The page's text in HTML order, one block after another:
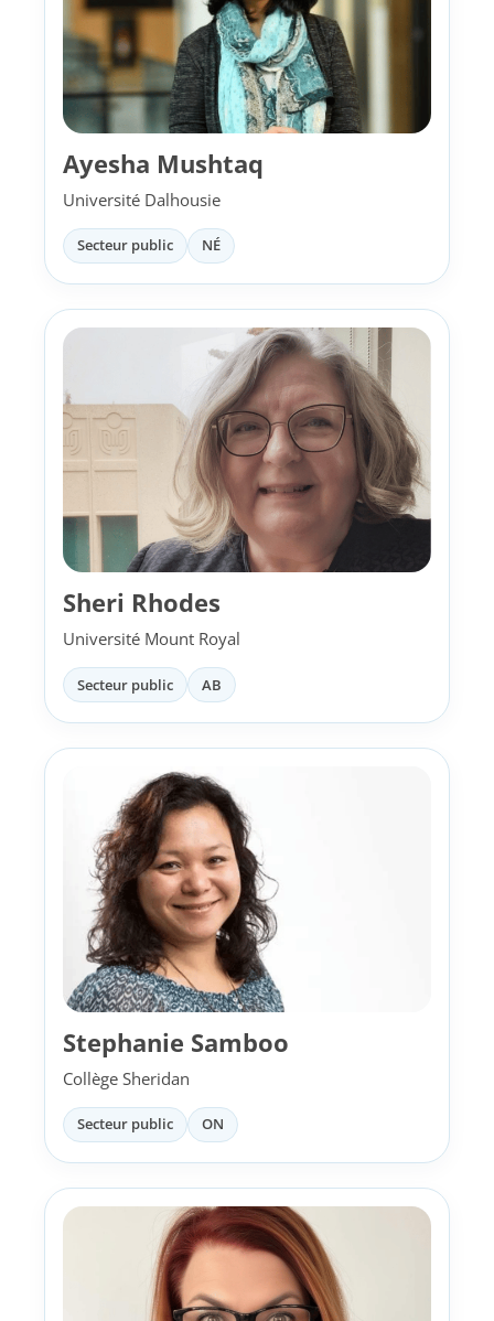
Ayesha Mushtaq
Université Dalhousie
Secteur public NÉ
Sheri Rhodes
Université Mount Royal
Secteur public AB
Stephanie Samboo
Collège Sheridan
Secteur public ON